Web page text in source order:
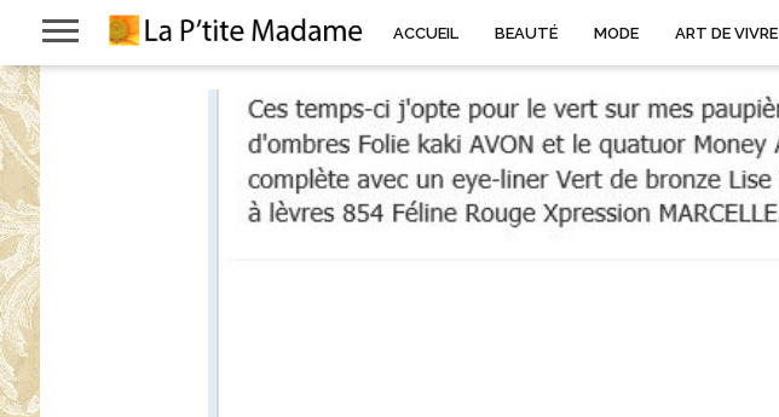
ACCUEIL BEAUTÉ MODE ART DE VIVRE